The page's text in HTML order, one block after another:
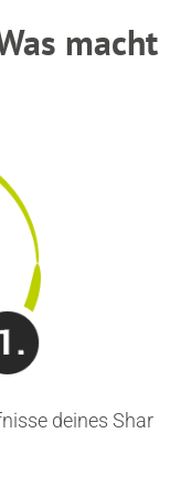
macht
deines Shar